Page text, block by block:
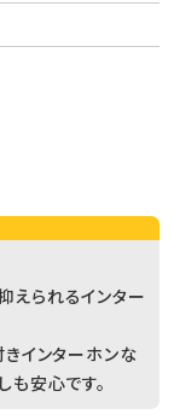
えられるインター
インターホンな
も安心です。